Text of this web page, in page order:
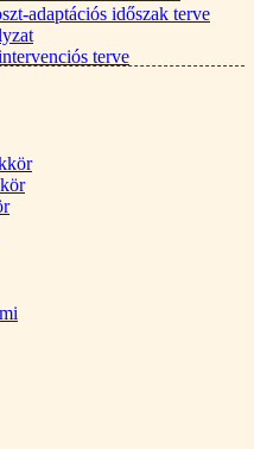
adaptációs időszak terve
terve